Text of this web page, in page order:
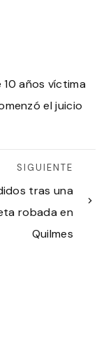
10 años víctima
el juicio
SIGUIENTE
tras una
robada en
Quilmes